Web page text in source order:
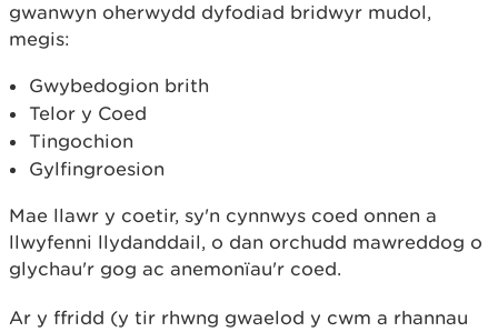
gwanwyn oherwydd dyfodiad bridwyr mudol,
megis:
Gwybedogion brith
Telor y Coed
Tingochion
Gylfingroesion
Mae llawr y coetir, sy'n cynnwys coed onnen a
llwyfenni llydanddail, o dan orchudd mawreddog o
glychau'r gog ac anemonïau'r coed.
Ar y ffridd (y tir rhwng gwaelod y cwm a rhannau